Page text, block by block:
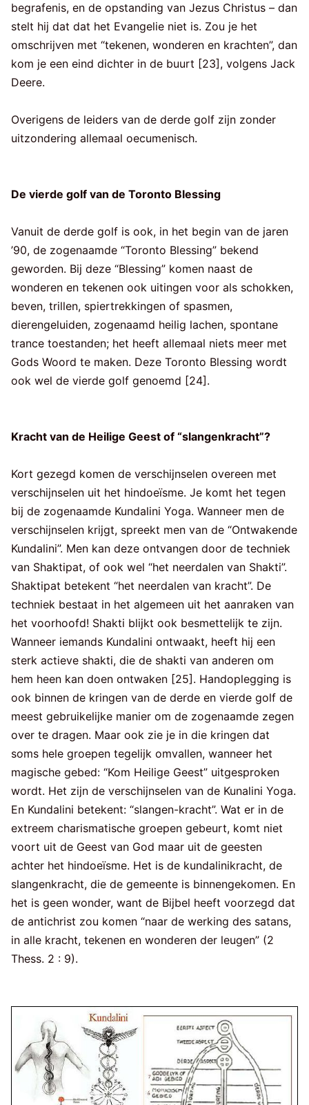
begrafenis, en de opstanding van Jezus Christus – dan
stelt hij dat dat het Evangelie niet is. Zou je het
omschrijven met “tekenen, wonderen en krachten”, dan
kom je een eind dichter in de buurt [23], volgens Jack
Deere.
Overigens de leiders van de derde golf zijn zonder
uitzondering allemaal oecumenisch.
De vierde golf van de Toronto Blessing
Vanuit de derde golf is ook, in het begin van de jaren
’90, de zogenaamde “Toronto Blessing” bekend
geworden. Bij deze “Blessing” komen naast de
wonderen en tekenen ook uitingen voor als schokken,
beven, trillen, spiertrekkingen of spasmen,
dierengeluiden, zogenaamd heilig lachen, spontane
trance toestanden; het heeft allemaal niets meer met
Gods Woord te maken. Deze Toronto Blessing wordt
ook wel de vierde golf genoemd [24].
Kracht van de Heilige Geest of “slangenkracht”?
Kort gezegd komen de verschijnselen overeen met
verschijnselen uit het hindoeïsme. Je komt het tegen
bij de zogenaamde Kundalini Yoga. Wanneer men de
verschijnselen krijgt, spreekt men van de “Ontwakende
Kundalini”. Men kan deze ontvangen door de techniek
van Shaktipat, of ook wel “het neerdalen van Shakti”.
Shaktipat betekent “het neerdalen van kracht”. De
techniek bestaat in het algemeen uit het aanraken van
het voorhoofd! Shakti blijkt ook besmettelijk te zijn.
Wanneer iemands Kundalini ontwaakt, heeft hij een
sterk actieve shakti, die de shakti van anderen om
hem heen kan doen ontwaken [25]. Handoplegging is
ook binnen de kringen van de derde en vierde golf de
meest gebruikelijke manier om de zogenaamde zegen
over te dragen. Maar ook zie je in die kringen dat
soms hele groepen tegelijk omvallen, wanneer het
magische gebed: “Kom Heilige Geest” uitgesproken
wordt. Het zijn de verschijnselen van de Kunalini Yoga.
En Kundalini betekent: “slangen-kracht”. Wat er in de
extreem charismatische groepen gebeurt, komt niet
voort uit de Geest van God maar uit de geesten
achter het hindoeïsme. Het is de kundalinikracht, de
slangenkracht, die de gemeente is binnengekomen. En
het is geen wonder, want de Bijbel heeft voorzegd dat
de antichrist zou komen “naar de werking des satans,
in alle kracht, tekenen en wonderen der leugen” (2
Thess. 2 : 9).